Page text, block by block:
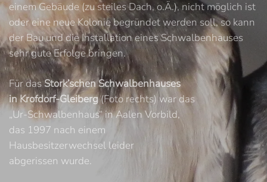
einem Gebäude (zu steiles Dach, o.Ä.), nicht möglich ist
oder eine neue Kolonie begründet werden soll, so kann
der Bau und die Installation eines Schwalbenhauses
sehr gute Erfolge bringen.
Für dasStork’schen Schwalbenhauses
in Krofdorf-Gleiberg(Foto rechts) war das
„Ur-Schwalbenhaus“ in Aalen Vorbild,
das 1997 nach einem
Hausbesitzerwechsel leider
abgerissen wurde.